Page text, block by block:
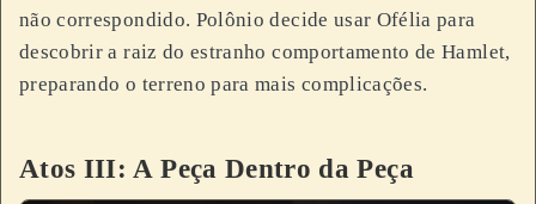
não correspondido. Polônio decide usar Ofélia para
descobrir a raiz do estranho comportamento de Hamlet,
preparando o terreno para mais complicações.
Atos III: A Peça Dentro da Peça